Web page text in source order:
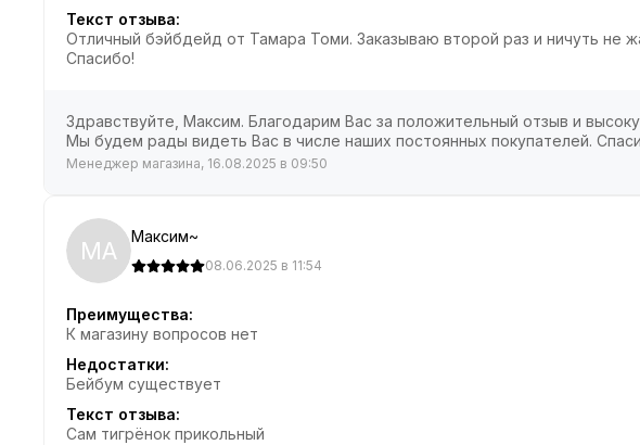
Текст отзыва:
Отличный бэйбдейд от Тамара Томи. Заказываю второй раз и ничуть не
Спасибо!
Здравствуйте, Максим. Благодарим Вас за положительный отзыв и
Мы будем рады видеть Вас в числе наших постоянных покупателей.
Менеджер магазина, 16.08.2025 в 09:50
МА Максим~
08.06.2025 в 11:54
Преимущества:
К магазину вопросов нет
Недостатки:
Бейбум существует
Текст отзыва:
Сам тигрёнок прикольный